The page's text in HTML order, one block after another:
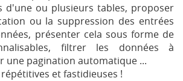
d'une ou plusieurs tables, proposer
ou la suppression des entrées
présenter cela sous forme de
filtrer les données à
une pagination automatique ...
et fastidieuses !